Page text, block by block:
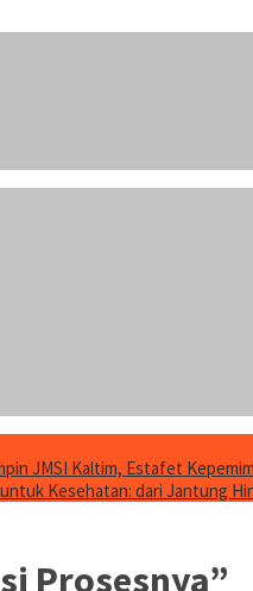
JMSI Kaltim, Estafet
Kesehatan: dari Jantung
Prosesnya”